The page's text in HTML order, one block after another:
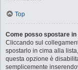
Top
Come posso spostare
Cliccando sul
spostarlo in cima alla
questa opzione è
semplicemente